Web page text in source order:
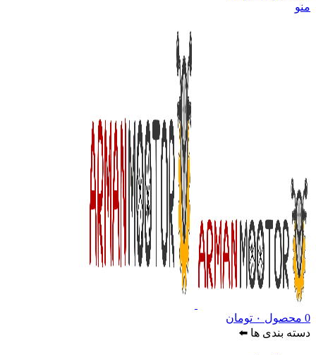
منو
0 محصول ۰ تومان
دسته بندی ها ⬅️